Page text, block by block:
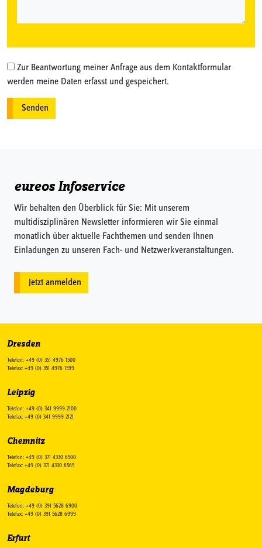
Zur Beantwortung meiner Anfrage aus dem Kontaktformular
werden meine Daten erfasst und gespeichert.
eureos Infoservice
Wir behalten den Überblick für Sie: Mit unserem
multidisziplinären Newsletter informieren wir Sie einmal
monatlich über aktuelle Fachthemen und senden Ihnen
Einladungen zu unseren Fach- und Netzwerkveranstaltungen.
Jetzt anmelden
Dresden
Telefon: +49 (0) 351 4976 1500
Telefax: +49 (0) 351 4976 1599
Leipzig
Telefon: +49 (0) 341 9999 2100
Telefax: +49 (0) 341 9999 2121
Chemnitz
Telefon: +49 (0) 371 4330 6500
Telefax: +49 (0) 371 4330 6565
Magdeburg
Telefon: +49 (0) 391 5628 6900
Telefax: +49 (0) 391 5628 6999
Erfurt